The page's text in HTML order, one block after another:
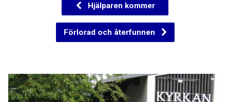
Hjälparen kommer
Förlorad och återfunnen